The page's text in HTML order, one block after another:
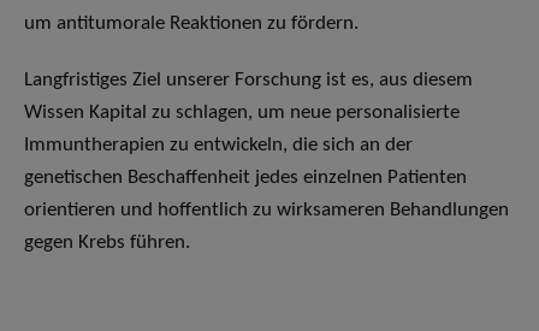
um antitumorale Reaktionen zu fördern.
Langfristiges Ziel unserer Forschung ist es, aus diesem
Wissen Kapital zu schlagen, um neue personalisierte
Immuntherapien zu entwickeln, die sich an der
genetischen Beschaffenheit jedes einzelnen Patienten
orientieren und hoffentlich zu wirksameren Behandlungen
gegen Krebs führen.